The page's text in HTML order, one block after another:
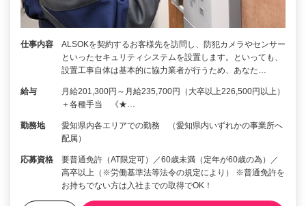
仕事内容
ALSOKを契約するお客様先を訪問し、防犯カメラやセンサー
といったセキュリティシステムを設置します。といっても、
設置工事自体は基本的に協力業者が行うため、あなた…
給与
月給201,300円～月給235,700円（大卒以上226,500円以上）
＋各種手当 《★…
勤務地
愛知県内各エリアでの勤務 （愛知県内いずれかの事業所へ
配属）
応募資格
要普通免許（AT限定可）／60歳未満（定年が60歳の為）／
高卒以上（※労働基準法等法令の規定により） ※普通免許を
お持ちでない方は入社までの取得でOK！